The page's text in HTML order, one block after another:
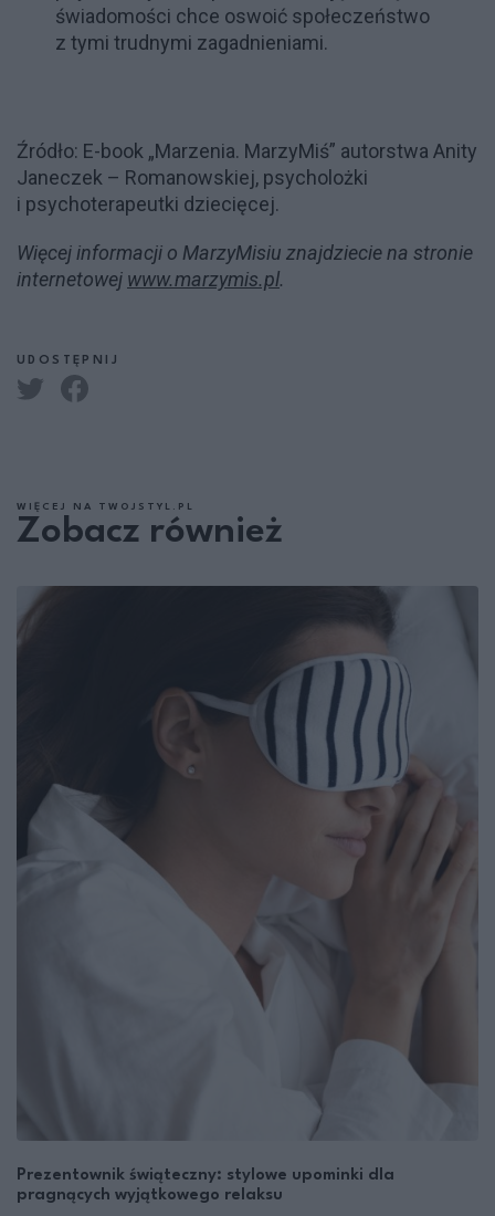
świadomości chce oswoić społeczeństwo
z tymi trudnymi zagadnieniami.
Źródło: E-book „Marzenia. MarzyMiś” autorstwa Anity
Janeczek – Romanowskiej, psycholożki
i psychoterapeutki dziecięcej.
Więcej informacji o MarzyMisiu znajdziecie na stronie
internetowej www.marzymis.pl.
UDOSTĘPNIJ
WIĘCEJ NA TWOJSTYL.PL
Zobacz również
Prezentownik świąteczny: stylowe upominki dla
pragnących wyjątkowego relaksu